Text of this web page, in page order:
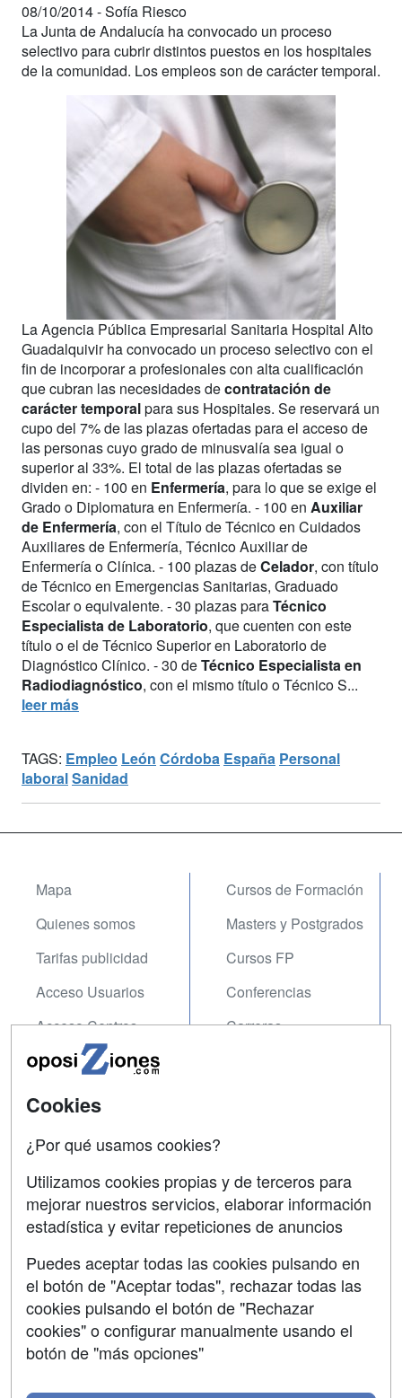
08/10/2014 -Sofía Riesco
La Junta de Andalucía ha convocado un proceso
selectivo para cubrir distintos puestos en los hospitales
de la comunidad. Los empleos son de carácter temporal.
La Agencia Pública Empresarial Sanitaria Hospital Alto
Guadalquivir ha convocado un proceso selectivo con el
fin de incorporar a profesionales con alta cualificación
que cubran las necesidades decontratación de
carácter temporalpara sus Hospitales. Se reservará un
cupo del 7% de las plazas ofertadas para el acceso de
las personas cuyo grado de minusvalía sea igual o
superior al 33%. El total de las plazas ofertadas se
dividen en: - 100 en Enfermería, para lo que se exige el
Grado o Diplomatura en Enfermería. - 100 en Auxiliar
de Enfermería, con el Título de Técnico en Cuidados
Auxiliares de Enfermería, Técnico Auxiliar de
Enfermería o Clínica. - 100 plazas deCelador, con título
de Técnico en Emergencias Sanitarias, Graduado
Escolar o equivalente. - 30 plazas paraTécnico
Especialista de Laboratorio, que cuenten con este
título o el de Técnico Superior en Laboratorio de
Diagnóstico Clínico. - 30 deTécnico Especialista en
Radiodiagnóstico, con el mismo título o Técnico S...
leer más
TAGS: Empleo León Córdoba España Personal
laboralSanidad
Mapa
Quienes somos
Tarifas publicidad
Acceso Usuarios
Acceso Centros
Cursos de Formación
Masters y Postgrados
Cursos FP
Conferencias
Carreras
Contactar
Copyleft
Grupo formazion:
Cookies
¿Por qué usamos cookies?
Utilizamos cookies propias y de terceros para
mejorar nuestros servicios, elaborar información
estadística y evitar repeticiones de anuncios
Puedes aceptar todas las cookies pulsando en
el botón de "Aceptar todas", rechazar todas las
cookies pulsando el botón de "Rechazar
cookies" o configurar manualmente usando el
botón de "más opciones"